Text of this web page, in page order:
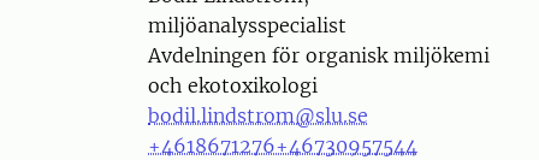
miljöanalysspecialist
Avdelningen för organisk miljökemi
och ekotoxikologi
bodil.lindstrom@slu.se
+4618671276+46730957544